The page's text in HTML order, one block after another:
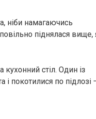
ніби намагаючись
піднялася вище,
стіл. Один із
і покотилися по підлозі